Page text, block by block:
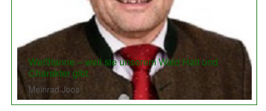
Weißtanne – weil sie unserem Wald Halt und
Charakter gibt.
Meinrad Joos